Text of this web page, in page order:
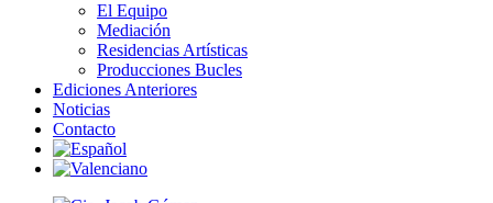
El Equipo
Mediación
Residencias Artísticas
Producciones Bucles
Ediciones Anteriores
Noticias
Contacto